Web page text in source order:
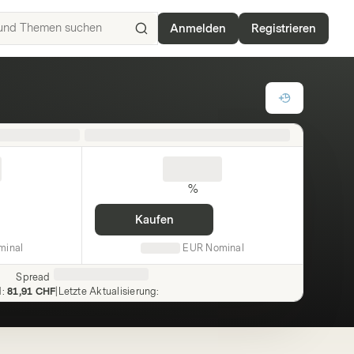
ISIN,
Basiswerte,
Anmelden Registrieren
%
Kaufen
EUR Nominal
Spread
: 81,91 CHF Letzte Aktualisierung: